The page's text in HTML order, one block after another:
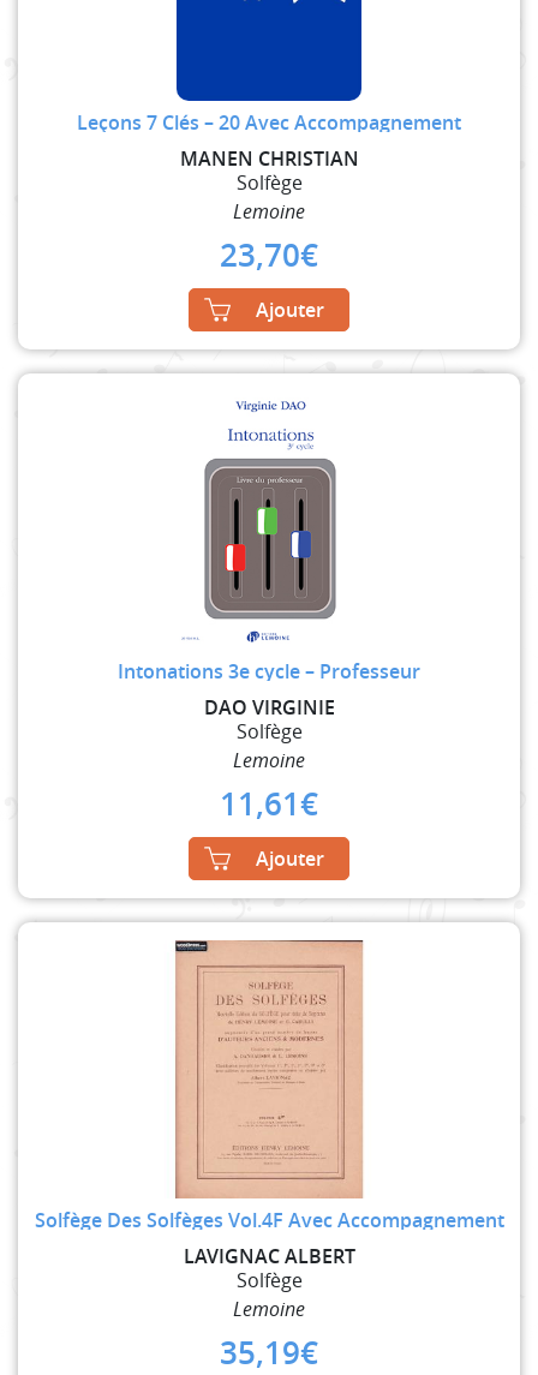
Leçons 7 Clés – 20 Avec Accompagnement
MANEN CHRISTIAN
Solfège
Lemoine
23,70€
Ajouter
Intonations 3e cycle – Professeur
DAO VIRGINIE
Solfège
Lemoine
11,61€
Ajouter
Solfège Des Solfèges Vol.4F Avec Accompagnement
LAVIGNAC ALBERT
Solfège
Lemoine
35,19€